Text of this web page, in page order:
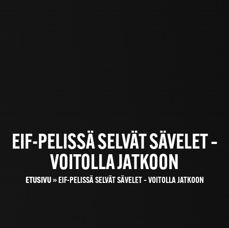
EIF-PELISSÄ SELVÄT SÄVELET –
VOITOLLA JATKOON
ETUSIVU» EIF-PELISSÄ SELVÄT SÄVELET – VOITOLLA JATKOON